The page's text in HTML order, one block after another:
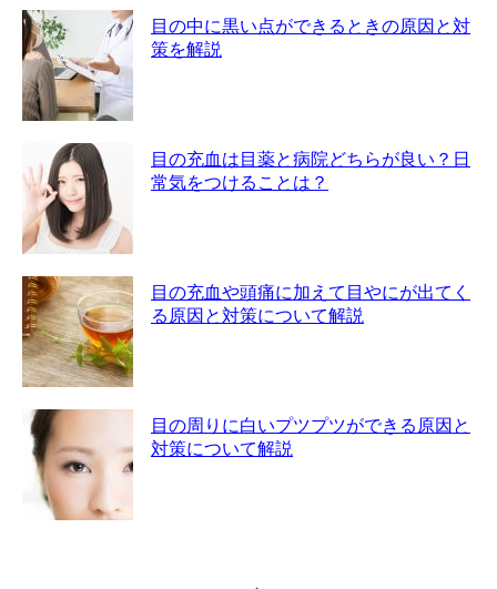
目の中に黒い点ができるときの原因と対
策を解説
目の充血は目薬と病院どちらが良い？日
常気をつけることは？
目の充血や頭痛に加えて目やにが出てく
る原因と対策について解説
目の周りに白いプツプツができる原因と
対策について解説